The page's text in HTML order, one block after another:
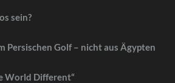
sein?
Persischen Golf – nicht aus Ägypten
World Different“